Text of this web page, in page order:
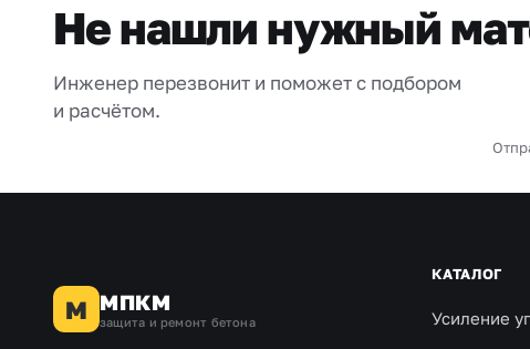
Не нашли нужный
Инженер перезвонит и поможет с подбором
и расчётом.
М МПКМ
защита и ремонт бетона
КАТАЛОГ
Усиление